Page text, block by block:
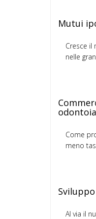
Mutui
Cresce
nelle
Come
meno
Al via il